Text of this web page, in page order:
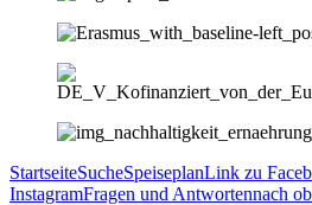
StartseiteSucheSpeiseplanLink zu
InstagramFragen und Antwortennach